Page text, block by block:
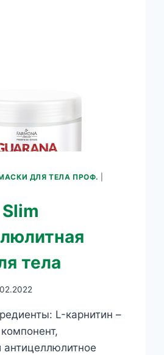
ДЛЯ ТЕЛА ПРОФ.
тела
L-карнитин –